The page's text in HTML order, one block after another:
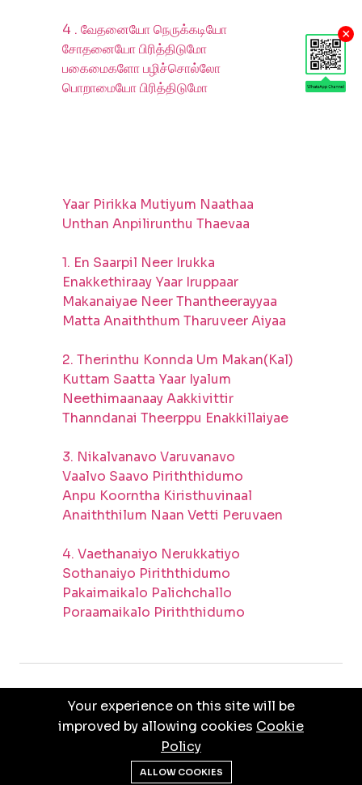
×
4 . வேதனையோ நெருக்கடியோ
சோதனையோ பிரித்திடுமோ
பகைமைகளோ பழிச்சொல்லோ
பொறாமையோ பிரித்திடுமோ
Yaar Pirikka Mutiyum Naathaa
Unthan Anpilirunthu Thaevaa
1. En Saarpil Neer Irukka
Enakkethiraay Yaar Iruppaar
Makanaiyae Neer Thantheerayyaa
Matta Anaiththum Tharuveer Aiyaa
2. Therinthu Konnda Um Makan(Kal)
Kuttam Saatta Yaar Iyalum
Neethimaanaay Aakkivittir
Thanndanai Theerppu Enakkillaiyae
3. Nikalvanavo Varuvanavo
Vaalvo Saavo Piriththidumo
Anpu Koorntha Kiristhuvinaal
Anaiththilum Naan Vetti Peruvaen
4. Vaethanaiyo Nerukkatiyo
Sothanaiyo Piriththidumo
Pakaimaikalo Palichchallo
Poraamaikalo Piriththidumo
PRIVACY POLICYTERMS & CONDITIONS
© ALL RIGHTS RESERVED BYJEBATHOTTAM
Your experience on this site will be
improved by allowing cookies Cookie
Policy
ALLOW COOKIES